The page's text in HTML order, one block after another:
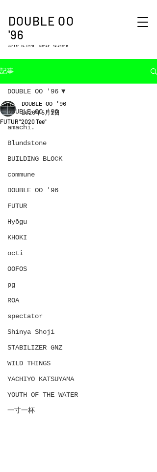
DOUBLE OO
'96
33°35′ 10.774″N 130°23′ 42.048″W
記事
DOUBLE OO '96
amachi.
Blundstone
BUILDING BLOCK
commune
DOUBLE OO '96
FUTUR
Hyōgu
KHOKI
octi
OOFOS
pg
ROA
spectator
Shinya Shoji
STABILIZER GNZ
WILD THINGS
YACHIYO KATSUYAMA
YOUTH OF THE WATER
一寸一杯
DOUBLE OO '96
FUTUR "2020 Tee"
DOUBLE OO '96
2020年5月1日